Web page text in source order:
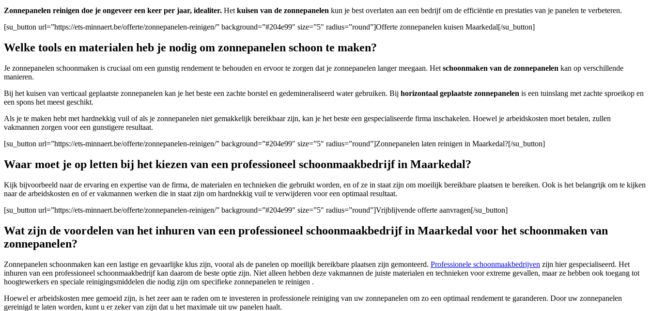
Zonnepanelen reinigen doe je ongeveer een keer per jaar, idealiter. Hetkuisen van de zonnepanelen kun je best overlaten aan een bedrijf om de efficiëntie en prestaties van je panelen te verbeteren.
[su_button url=”https://ets-minnaert.be/offerte/zonnepanelen-reinigen/” background=”#204e99″ size=”5″ radius=”round”]Offerte zonnepanelen kuisen Maarkedal[/su_button]
Welke tools en materialen heb je nodig om zonnepanelen schoon te maken?
Je zonnepanelen schoonmaken is cruciaal om een gunstig rendement te behouden en ervoor te zorgen dat je zonnepanelen langer meegaan. Het schoonmaken van de zonnepanelen kan op verschillende
manieren.
Bij het kuisen van verticaal geplaatste zonnepanelen kan je het beste een zachte borstel en gedemineraliseerd water gebruiken. Bij horizontaal geplaatste zonnepanelen is een tuinslang met zachte sproeikop en
een spons het meest geschikt.
Als je te maken hebt met hardnekkig vuil of als je zonnepanelen niet gemakkelijk bereikbaar zijn, kan je het beste een gespecialiseerde firma inschakelen. Hoewel je arbeidskosten moet betalen, zullen
vakmannen zorgen voor een gunstigere resultaat.
[su_button url=”https://ets-minnaert.be/offerte/zonnepanelen-reinigen/” background=”#204e99″ size=”5″ radius=”round”]Zonnepanelen laten reinigen in Maarkedal?[/su_button]
Waar moet je op letten bij het kiezen van een professioneel schoonmaakbedrijf in Maarkedal?
Kijk bijvoorbeeld naar de ervaring en expertise van de firma, de materialen en technieken die gebruikt worden, en of ze in staat zijn om moeilijk bereikbare plaatsen te bereiken. Ook is het belangrijk om te kijken
naar de arbeidskosten en of er vakmannen werken die in staat zijn om hardnekkig vuil te verwijderen voor een optimaal resultaat.
[su_button url=”https://ets-minnaert.be/offerte/zonnepanelen-reinigen/” background=”#204e99″ size=”5″ radius=”round”]Vrijblijvende offerte aanvragen[/su_button]
Wat zijn de voordelen van het inhuren van een professioneel schoonmaakbedrijf in Maarkedal voor het schoonmaken van
zonnepanelen?
Zonnepanelen schoonmaken kan een lastige en gevaarlijke klus zijn, vooral als de panelen op moeilijk bereikbare plaatsen zijn gemonteerd. Professionele schoonmaakbedrijven zijn hier gespecialiseerd. Het
inhuren van een professioneel schoonmaakbedrijf kan daarom de beste optie zijn. Niet alleen hebben deze vakmannen de juiste materialen en technieken voor extreme gevallen, maar ze hebben ook toegang tot
hoogtewerkers en speciale reinigingsmiddelen die nodig zijn om specifieke zonnepanelen te reinigen .
Hoewel er arbeidskosten mee gemoeid zijn, is het zeer aan te raden om te investeren in professionele reiniging van uw zonnepanelen om zo een optimaal rendement te garanderen. Door uw zonnepanelen
gereinigd te laten worden, kunt u er zeker van zijn dat u het maximale uit uw panelen haalt.